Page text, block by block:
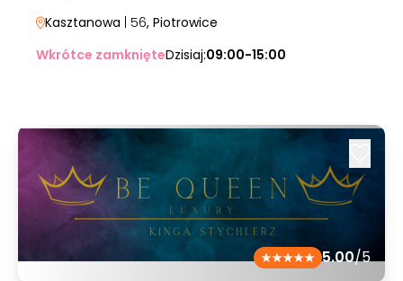
Kasztanowa | 56, Piotrowice
Wkrótce zamknięteDzisiaj:09:00-15:00
5.00/5